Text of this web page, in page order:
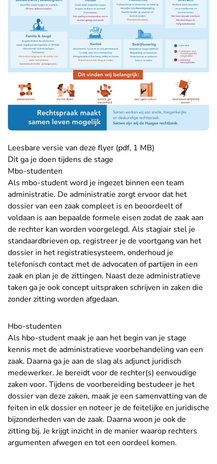
Leesbare versie van deze flyer (pdf, 1 MB)
Dit ga je doen tijdens de stage
Mbo-studenten
Als mbo-student word je ingezet binnen een team
administratie. De administratie zorgt ervoor dat het
dossier van een zaak compleet is en beoordeelt of
voldaan is aan bepaalde formele eisen zodat de zaak aan
de rechter kan worden voorgelegd. Als stagiair stel je
standaardbrieven op, registreer je de voortgang van het
dossier in het registratiesysteem, onderhoud je
telefonisch contact met de advocaten of partijen in een
zaak en plan je de zittingen. Naast deze administratieve
taken ga je ook concept uitspraken schrijven in zaken die
zonder zitting worden afgedaan.
Hbo-studenten
Als hbo-student maak je aan het begin van je stage
kennis met de administratieve voorbehandeling van een
zaak. Daarna ga je aan de slag als adjunct juridisch
medewerker. Je bereidt voor de rechter(s) eenvoudige
zaken voor. Tijdens de voorbereiding bestudeer je het
dossier van deze zaken, maak je een samenvatting van de
feiten in elk dossier en noteer je de feitelijke en juridische
bijzonderheden van de zaak. Daarna woon je ook de
zitting bij. Je krijgt inzicht in de manier waarop rechters
argumenten afwegen en tot een oordeel komen.